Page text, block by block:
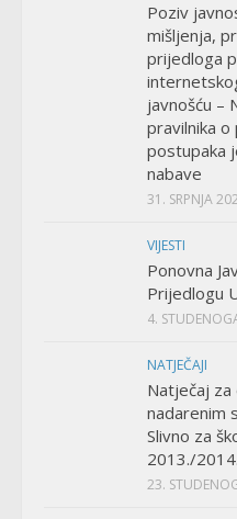
Poziv
mišljenja,
prijedloga
javnošću –
pravilnika
postupaka
nabave
31. SRPNJA
VIJESTI
Ponovna
Prijedlogu
4.
NATJEČAJI
Natječaj
nadarenim
Slivno za
2013./2014.
23.